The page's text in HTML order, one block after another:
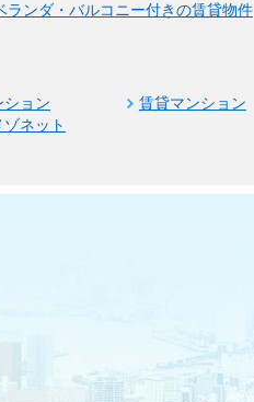
ランダ・バルコニー付きの賃貸物件
ション
賃貸マンション
ゾネット